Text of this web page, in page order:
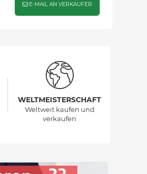
E-MAIL AN VERKÄUFER
WELTMEISTERSCHAFT
Weltweit kaufen und
verkaufen